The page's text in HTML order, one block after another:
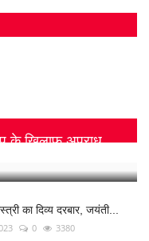
के खिलाफ अपराध...
का दिव्य दरबार, जयंती...
0 3380